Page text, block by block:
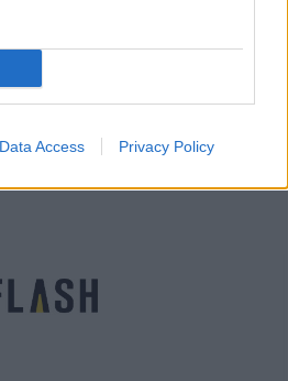
Data Access Privacy Policy
απλώς να πάω για ψάρεμα